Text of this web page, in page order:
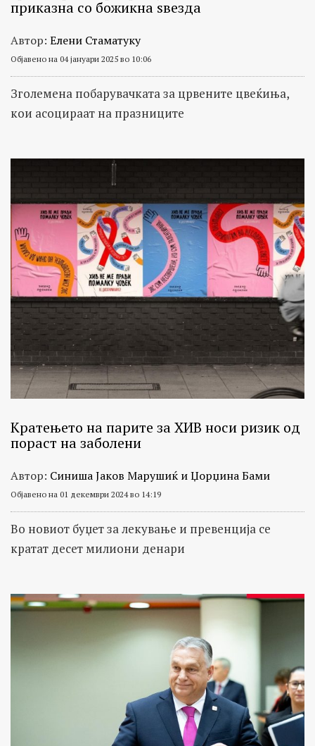
приказна со божикна ѕвезда
Автор: Елени Стаматуку
Објавено на 04 јануари 2025 во 10:06
Зголемена побарувачката за црвените цвеќиња,
кои асоцираат на празниците
Кратењето на парите за ХИВ носи ризик од
пораст на заболени
Автор: Синиша Јаков Марушиќ и Џорџина Бами
Објавено на 01 декември 2024 во 14:19
Во новиот буџет за лекување и превенција се
кратат десет милиони денари